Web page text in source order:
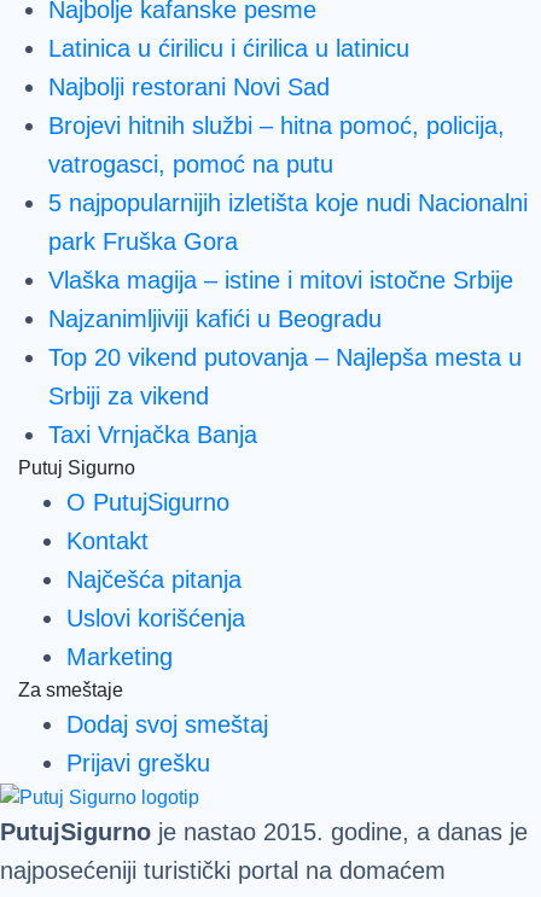
Najbolje kafanske pesme
Latinica u ćirilicu i ćirilica u latinicu
Najbolji restorani Novi Sad
Brojevi hitnih službi – hitna pomoć, policija,
vatrogasci, pomoć na putu
5 najpopularnijih izletišta koje nudi Nacionalni
park Fruška Gora
Vlaška magija – istine i mitovi istočne Srbije
Najzanimljiviji kafići u Beogradu
Top 20 vikend putovanja – Najlepša mesta u
Srbiji za vikend
Taxi Vrnjačka Banja
Putuj Sigurno
O PutujSigurno
Kontakt
Najčešća pitanja
Uslovi korišćenja
Marketing
Za smeštaje
Dodaj svoj smeštaj
Prijavi grešku
PutujSigurno je nastao 2015. godine, a danas je
najposećeniji turistički portal na domaćem